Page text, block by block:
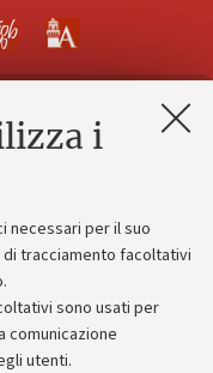
i
necessari per il suo
tracciamento facoltativi
sono usati per
comunicazione
utenti.